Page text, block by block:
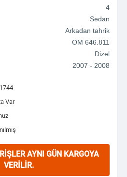
4
Sedan
Arkadan tahrik
OM 646.811
Dizel
2007 - 2008
Var
AYNI GÜN KARGOYA
VERILIR.